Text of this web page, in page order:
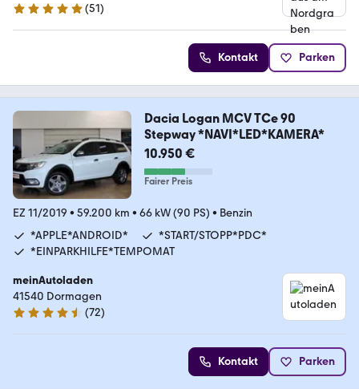
4.8 Sterne
(51)
Kontakt Parken
Dacia Logan MCV TCe 90
Stepway *NAVI*LED*KAMERA*
10.950 €
Fairer Preis
EZ 11/2019 • 59.200 km • 66 kW (90 PS) • Benzin
*APPLE*ANDROID*
*START/STOPP*PDC*
*EINPARKHILFE*TEMPOMAT
meinAutoladen
41540 Dormagen
4.5 Sterne
(72)
Kontakt Parken